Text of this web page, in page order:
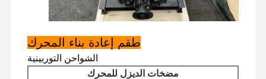
تجميع الشاحن التربيني
نظام التحكم الإلكتروني
طقم إعادة بناء المحرك
الشواحن التوربينية
مضخات الديزل للمحرك